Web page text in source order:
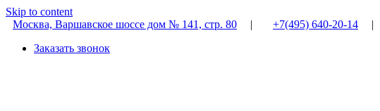
Skip to content
Москва, Варшавское шоссе дом № 141, стр. 80
| +7(495) 640-20-14 |
Заказать звонок